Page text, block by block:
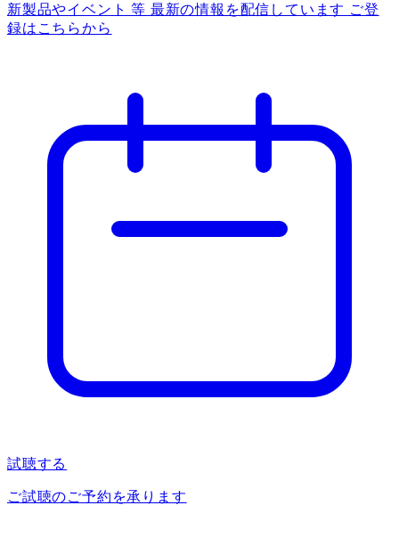
新製品やイベント 等 最新の情報を配信しています ご登
録はこちらから
試聴する
ご試聴のご予約を承ります